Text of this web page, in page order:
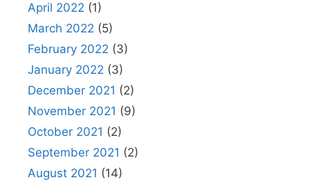
April 2022 (1)
March 2022 (5)
February 2022 (3)
January 2022 (3)
December 2021 (2)
November 2021 (9)
October 2021 (2)
September 2021 (2)
August 2021 (14)